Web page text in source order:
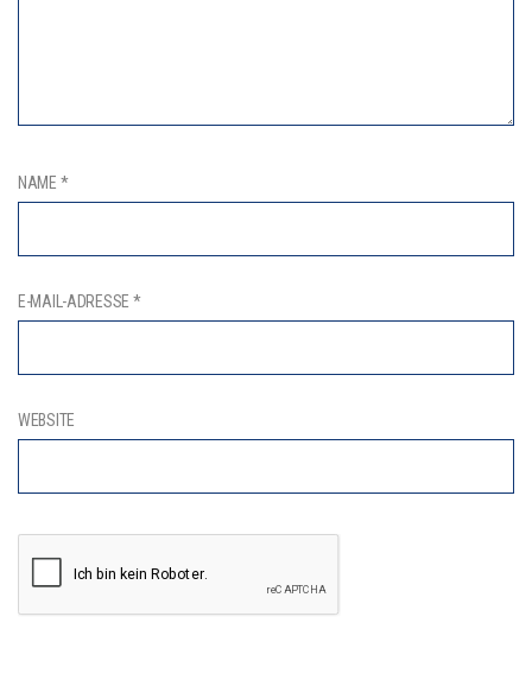
NAME *
E-MAIL-ADRESSE *
WEBSITE